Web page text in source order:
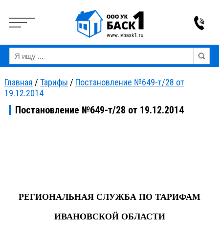
Версия для слабовидящих: Вкл Изображения: Выкл
Главная / Тарифы / Постановление №649-т/28 от
19.12.2014
Постановление №649-т/28 от 19.12.2014
РЕГИОНАЛЬНАЯ СЛУЖБА ПО ТАРИФАМ
ИВАНОВСКОЙ ОБЛАСТИ